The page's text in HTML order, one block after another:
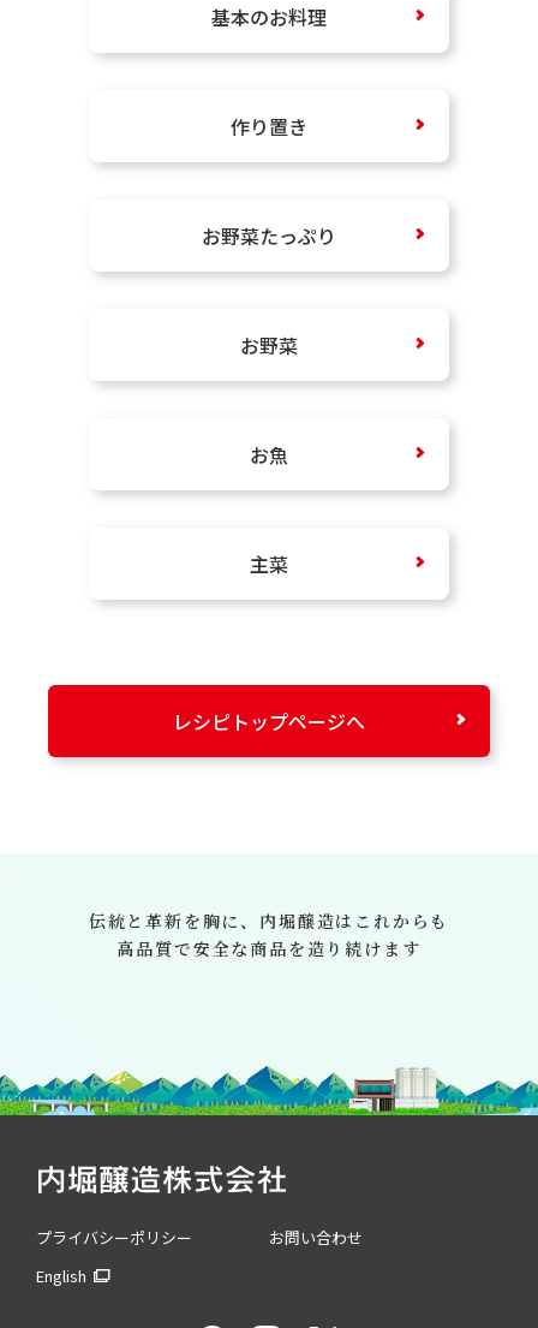
基本のお料理
作り置き
お野菜たっぷり
お野菜
お魚
主菜
レシピトップページへ
伝統と革新を胸に、 内堀醸造はこれからも
高品質で安全な商品を造り続けます
プライバシーポリシー
お問い合わせ
English